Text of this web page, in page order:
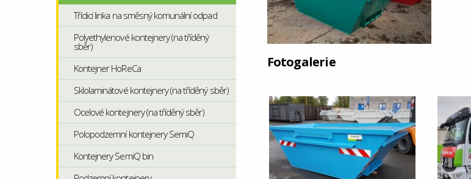
Třídicí linka na směsný komunální odpad
Polyethylenové kontejnery (na tříděný
sběr)
Kontejner HoReCa
Sklolaminátové kontejnery (na tříděný sběr)
Ocelové kontejnery (na tříděný sběr)
Polopodzemní kontejnery SemiQ
Kontejnery SemiQ bin
Fotogalerie